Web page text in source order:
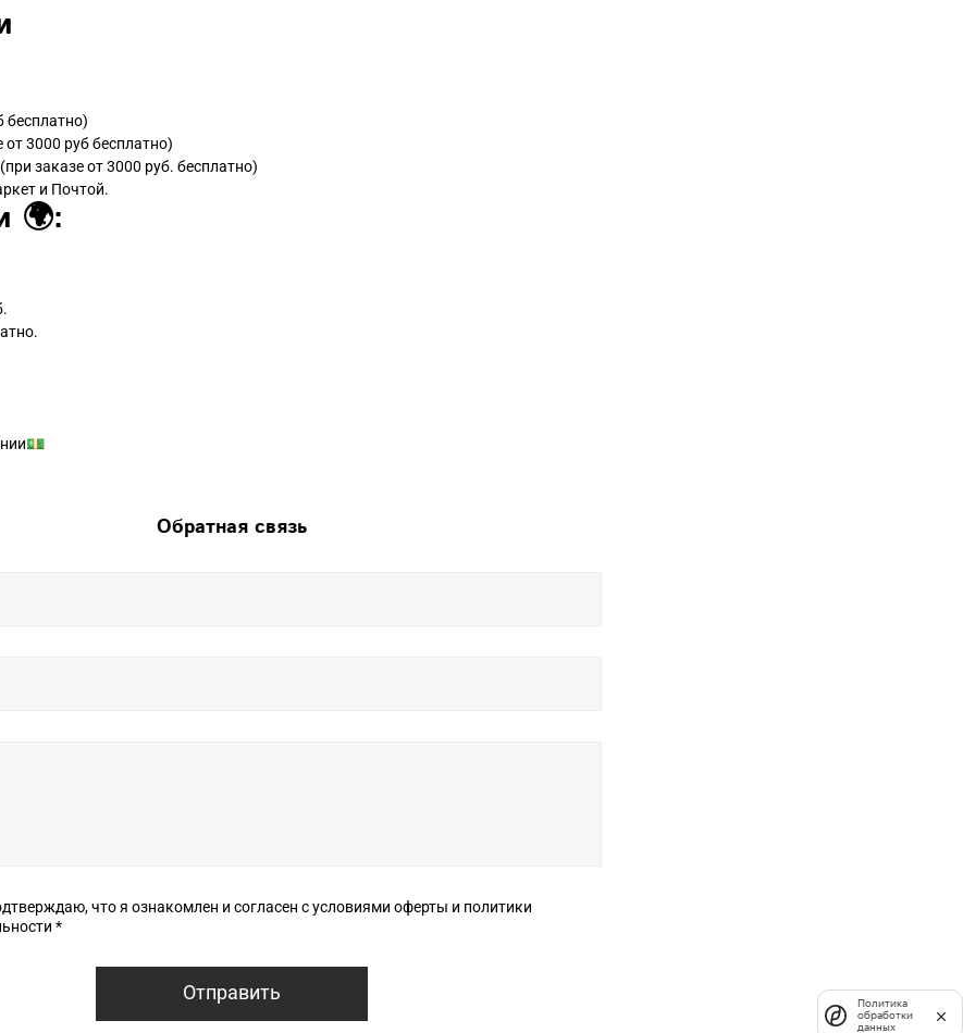
бесплатно)
3000 руб бесплатно)
заказе от 3000 руб. бесплатно)
и Почтой.
🌍:
Обратная связь
что я ознакомлен и согласен с условиями оферты и политики
конфиденциальности *
Отправить
Политика
обработки
данных